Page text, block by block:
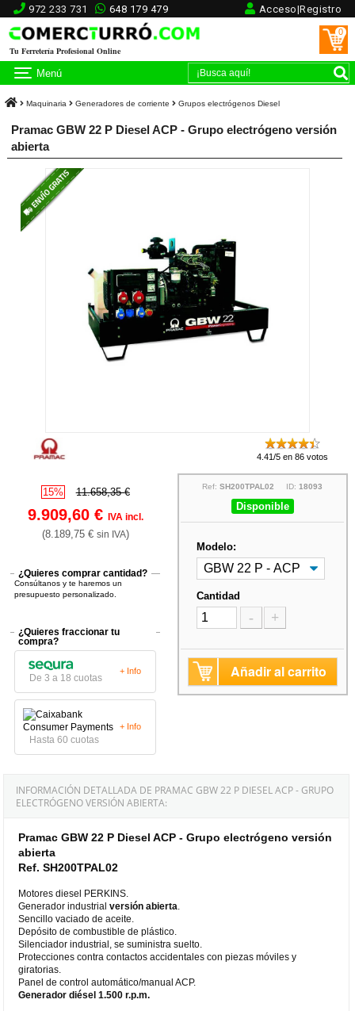
972 233 731 648 179 479 Acceso|Registro
Tu Ferretería Profesional Online
0
Menú
Maquinaria Generadores de corriente Grupos electrógenos Diesel
Pramac GBW 22 P Diesel ACP - Grupo electrógeno versión
abierta
4.41/5 en 86 votos
15% 11.658,35 €
9.909,60 € IVA incl.
(8.189,75 € sin IVA)
¿Quieres comprar cantidad?
Consúltanos y te haremos un
presupuesto personalizado.
¿Quieres fraccionar tu
compra?
De 3 a 18 cuotas
+ Info
Hasta 60 cuotas
+ Info
Ref:SH200TPAL02 ID:18093
Disponible
Modelo:
Cantidad
- +
Añadir al carrito
INFORMACIÓN DETALLADA DE PRAMAC GBW 22 P DIESEL ACP - GRUPO
ELECTRÓGENO VERSIÓN ABIERTA:
Pramac GBW 22 P Diesel ACP - Grupo electrógeno versión
abierta
Ref. SH200TPAL02
Motores diesel PERKINS.
Generador industrialversión abierta
Sencillo vaciado de aceite.
Depósito de combustible de plástico.
Silenciador industrial, se suministra suelto.
Protecciones contra contactos accidentales con piezas móviles y
giratorias.
Panel de control automático/manual ACP.
Generador diésel 1.500 r.p.m.